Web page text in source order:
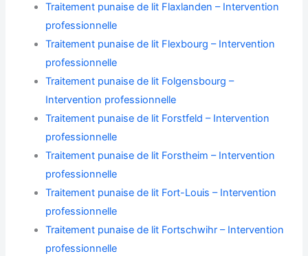
Traitement punaise de lit Flaxlanden – Intervention
professionnelle
Traitement punaise de lit Flexbourg – Intervention
professionnelle
Traitement punaise de lit Folgensbourg –
Intervention professionnelle
Traitement punaise de lit Forstfeld – Intervention
professionnelle
Traitement punaise de lit Forstheim – Intervention
professionnelle
Traitement punaise de lit Fort-Louis – Intervention
professionnelle
Traitement punaise de lit Fortschwihr – Intervention
professionnelle